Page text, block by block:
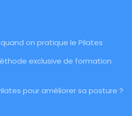
on pratique le Pilates
exclusive de formation
pour améliorer sa posture ?